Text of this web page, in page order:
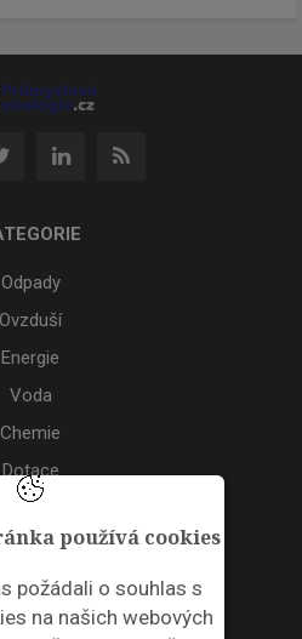
používá cookies
požádali o souhlas s
na našich webových
Odpady
Ovzduší
Energie
Voda
Chemie
Dotace
Akce
PLASTY